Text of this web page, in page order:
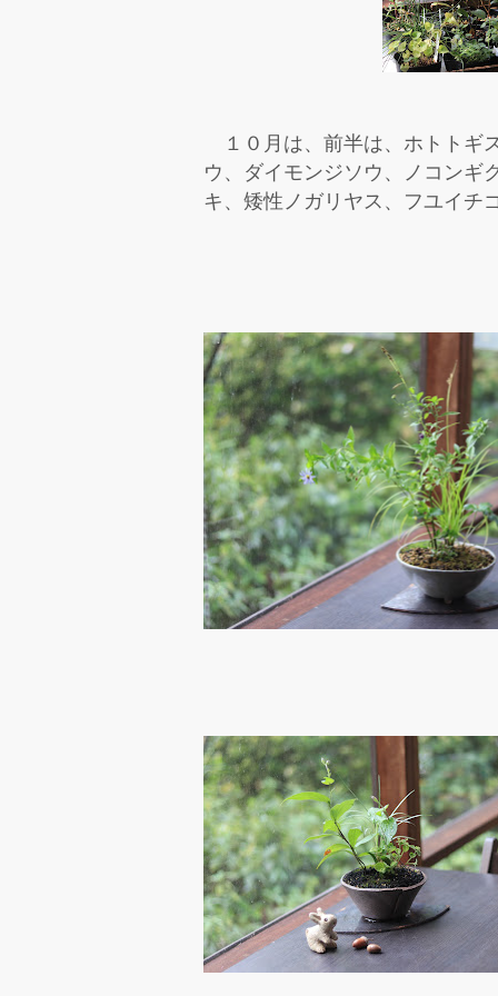
１０月は、前半は、ホトトギ
ウ、ダイモンジソウ、ノコンギ
キ、矮性ノガリヤス、フユイチ